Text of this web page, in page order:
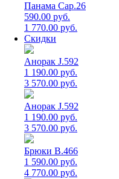
Панама Cap.26
590.00 руб.
1 770.00 руб.
Скидки
Анорак J.592
1 190.00 руб.
3 570.00 руб.
Анорак J.592
1 190.00 руб.
3 570.00 руб.
Брюки B.466
1 590.00 руб.
4 770.00 руб.